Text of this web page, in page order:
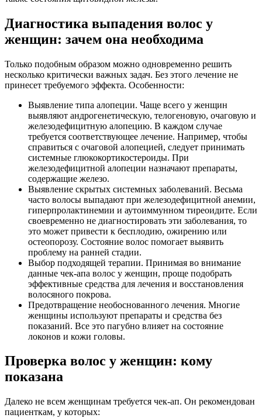
Диагностика выпадения волос у
женщин: зачем она необходима
Только подобным образом можно одновременно решить
несколько критически важных задач. Без этого лечение не
принесет требуемого эффекта. Особенности:
Выявление типа алопеции. Чаще всего у женщин
выявляют андрогенетическую, телогеновую, очаговую и
железодефицитную алопецию. В каждом случае
требуется соответствующее лечение. Например, чтобы
справиться с очаговой алопецией, следует принимать
системные глюкокортикостероиды. При
железодефицитной алопеции назначают препараты,
содержащие железо.
Выявление скрытых системных заболеваний. Весьма
часто волосы выпадают при железодефицитной анемии,
гиперпролактинемии и аутоиммунном тиреоидите. Если
своевременно не диагностировать эти заболевания, то
это может привести к бесплодию, ожирению или
остеопорозу. Состояние волос помогает выявить
проблему на ранней стадии.
Выбор подходящей терапии. Принимая во внимание
данные чек-апа волос у женщин, проще подобрать
эффективные средства для лечения и восстановления
волосяного покрова.
Предотвращение необоснованного лечения. Многие
женщины используют препараты и средства без
показаний. Все это пагубно влияет на состояние
локонов и кожи головы.
Проверка волос у женщин: кому
показана
Далеко не всем женщинам требуется чек-ап. Он рекомендован
пациенткам, у которых: